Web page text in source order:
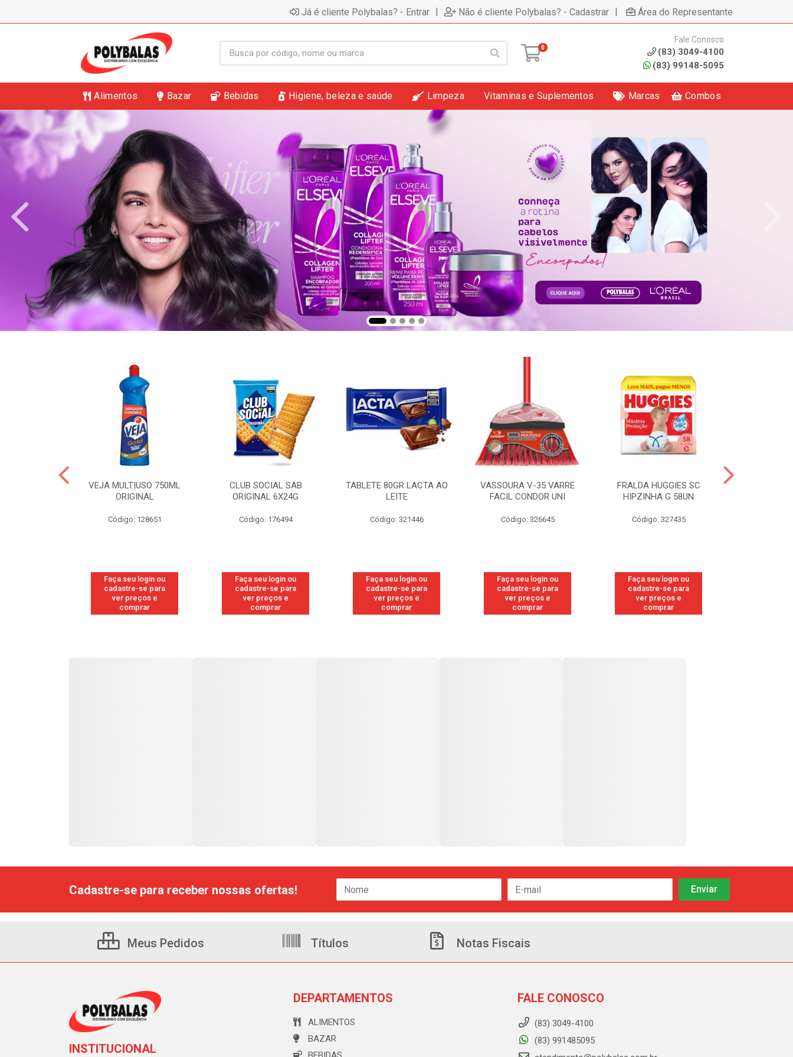
Já é cliente Polybalas? - Entrar | Não é cliente Polybalas? - Cadastrar | Área do Representante
0
Fale Conosco
(83) 3049-4100
(83) 99148-5095
Alimentos Bazar Bebidas Higiene, beleza e saúde Limpeza Vitaminas e Suplementos Marcas Combos
VEJA MULTIUSO 750ML
ORIGINAL
Código: 128651
Faça seu login ou
cadastre-se para
ver preços e
comprar
CLUB SOCIAL SAB
ORIGINAL 6X24G
Código: 176494
Faça seu login ou
cadastre-se para
ver preços e
comprar
TABLETE 80GR LACTA AO
LEITE
Código: 321446
Faça seu login ou
cadastre-se para
ver preços e
comprar
VASSOURA V-35 VARRE
FACIL CONDOR UNI
Código: 326645
Faça seu login ou
cadastre-se para
ver preços e
comprar
FRALDA HUGGIES SC
HIPZINHA G 58UN
Código: 327435
Faça seu login ou
cadastre-se para
ver preços e
comprar
Cadastre-se para receber nossas ofertas!
Meus Pedidos Títulos Notas Fiscais
INSTITUCIONAL
DEPARTAMENTOS
ALIMENTOS
BAZAR
FALE CONOSCO
(83) 3049-4100
(83) 991485095